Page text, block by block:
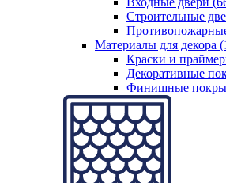
Строительные
Материалы для декора
Краски и
Декоративные
Финишные